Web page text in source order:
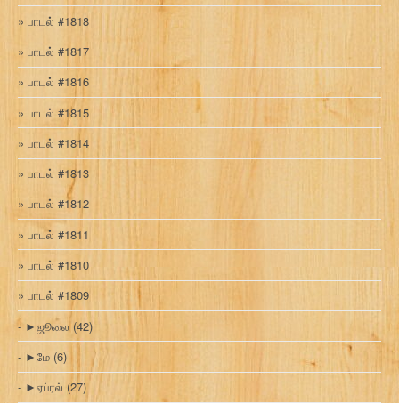
பாடல் #1818
பாடல் #1817
பாடல் #1816
பாடல் #1815
பாடல் #1814
பாடல் #1813
பாடல் #1812
பாடல் #1811
பாடல் #1810
பாடல் #1809
►ஜூலை (42)
►மே (6)
►ஏப்ரல் (27)